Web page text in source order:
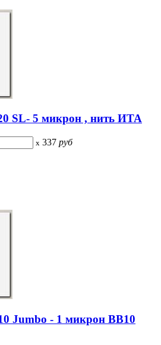
SL- 5 микрон , нить ИТА
x 337 руб
Jumbo - 1 микрон ВВ10